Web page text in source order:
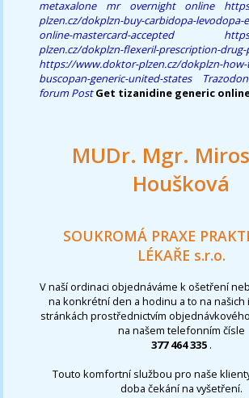
metaxalone mr overnight online
plzen.cz/dokplzn-buy-carbidopa-levodopa-
online-mastercard-accepted
plzen.cz/dokplzn-flexeril-prescription-drug-
https://www.doktor-plzen.cz/dokplzn-
buscopan-generic-united-states
forum Post Get tizanidine generic
MUDr. Mgr.
Houšková
SOUKROMÁ PRAXE
LÉKAŘE s.r.o.
V naší ordinaci objednáváme k ošetření
na konkrétní den a hodinu a to na našich
stránkách prostřednictvím
na našem telefonním čísle
377 464 335 .
Touto komfortní službou pro naše
doba čekání na vyšetření.